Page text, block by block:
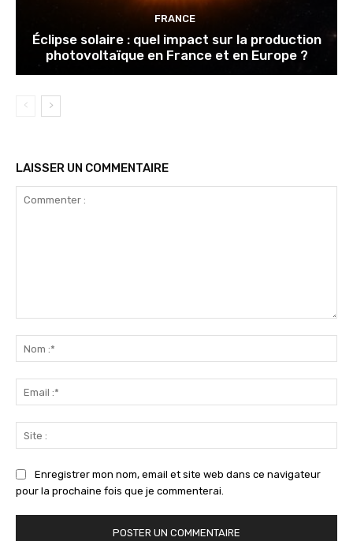
FRANCE
Éclipse solaire : quel impact sur la production
photovoltaïque en France et en Europe ?
LAISSER UN COMMENTAIRE
:*
:*
:
Enregistrer mon nom, email et site web dans ce navigateur
pour la prochaine fois que je commenterai.